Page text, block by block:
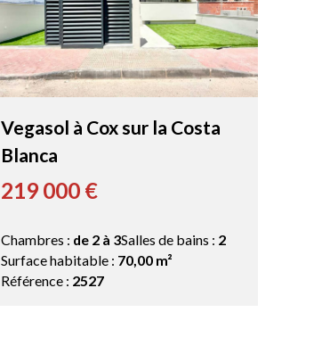
Vegasol à Cox sur la Costa
Blanca
219 000 €
Chambres : de 2 à 3Salles de bains : 2
Surface habitable : 70,00 m²
Référence : 2527